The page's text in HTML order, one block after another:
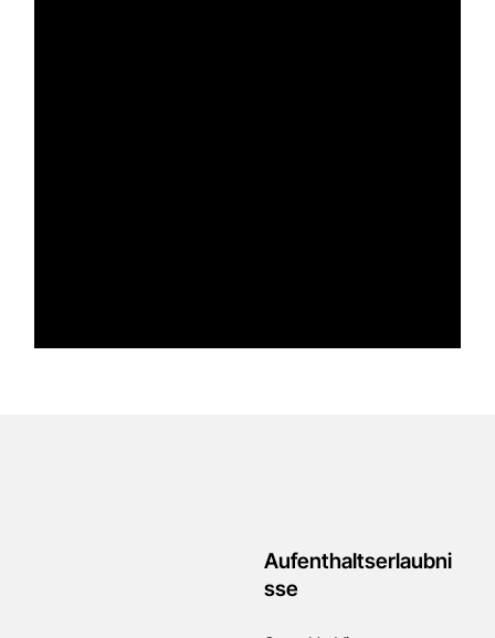
Aufenthaltserlaubni
sse